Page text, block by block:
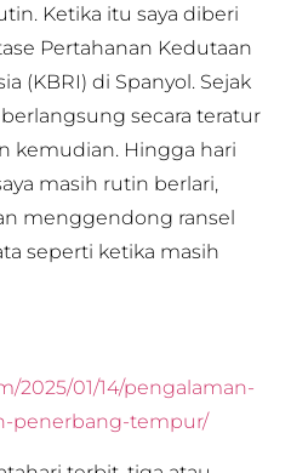
Ketika itu saya diberi
Pertahanan Kedutaan
(KBRI) di Spanyol. Sejak
secara teratur
kemudian. Hingga hari
masih rutin berlari,
menggendong ransel
seperti ketika masih
2025/01/14/pengalaman-
penerbang-tempur/